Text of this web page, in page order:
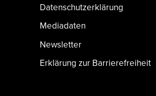
Datenschutzerklärung
Mediadaten
Newsletter
Erklärung zur Barrierefreiheit